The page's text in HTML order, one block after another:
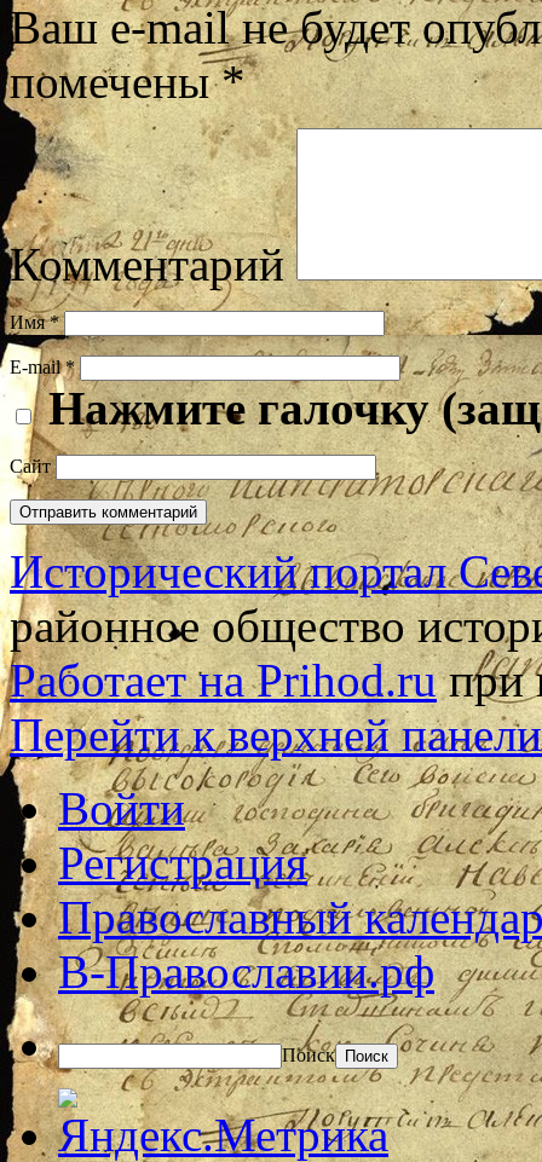
Ваш e-mail не будет
помечены*
Комментарий
Имя*
E-mail*
Нажмите галочку
Сайт
Исторический портал
районное общество
Работает на Prihod.ruпри
Перейти к верхней панели
Войти
Регистрация
Православный
В-Православии.рф
Поиск